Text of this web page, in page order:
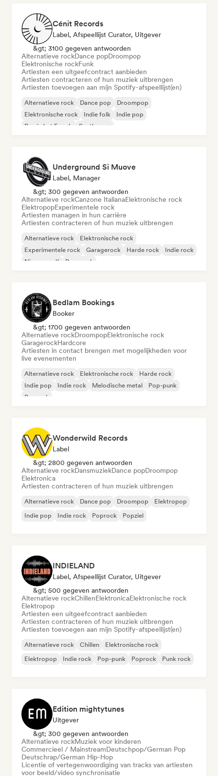
Cénit Records
Label, Afspeellijst Curator, Uitgever
&gt; 3100 gegeven antwoorden
Alternatieve rockDance popDroompop
Elektronische rockFunk
Artiesten een uitgeefcontract aanbieden
Artiesten contracteren of hun muziek uitbrengen
Artiesten toevoegen aan mijn Spotify-afspeellijst(en)
Alternatieve rock Dance pop
Droompop
Elektronische rock
Indie folk
Indie pop
Rap in het Engels
Synthwave
Underground Si Muove
Label, Manager
&gt; 300 gegeven antwoorden
Alternatieve rockCanzone ItalianaElektronische rock
ElektropopExperimentele rock
Artiesten managen in hun carrière
Artiesten contracteren of hun muziek uitbrengen
Alternatieve rock
Elektronische rock
Experimentele rock
Garagerock Harde rock
Indie rock
Nieuwe golf
Pop-punk
Bedlam Bookings
Booker
&gt; 1700 gegeven antwoorden
Alternatieve rockDroompopElektronische rock
GaragerockHardcore
Artiesten in contact brengen met mogelijkheden voor
live evenementen
Alternatieve rock Elektronische rock
Harde rock
Indie pop
Indie rock Melodische metal
Pop-punk
Poprock
Wonderwild Records
Label
&gt; 2800 gegeven antwoorden
Alternatieve rockDansmuziekDance popDroompop
Elektronica
Artiesten contracteren of hun muziek uitbrengen
Alternatieve rock Dance pop Droompop
Elektropop
Indie pop
Indie rock Poprock Popziel
INDIELAND
Label, Afspeellijst Curator, Uitgever
&gt; 500 gegeven antwoorden
Alternatieve rockChillenElektronicaElektronische rock
Elektropop
Artiesten een uitgeefcontract aanbieden
Artiesten contracteren of hun muziek uitbrengen
Artiesten toevoegen aan mijn Spotify-afspeellijst(en)
Alternatieve rock Chillen
Elektronische rock
Elektropop
Indie rock Pop-punk Poprock Punk rock
Edition mightytunes
Uitgever
&gt; 300 gegeven antwoorden
Alternatieve rockMuziek voor kinderen
Commercieel / MainstreamDeutschpop/German Pop
Deutschrap/German Hip-Hop
Licentie of vertegenwoordiging van tracks van artiesten
voor beeld/video synchronisatie